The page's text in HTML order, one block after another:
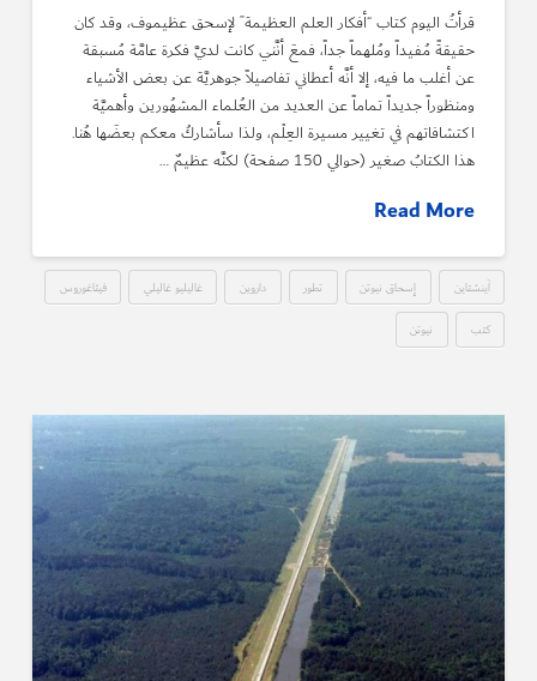
قرأتُ اليوم كتاب “أفكار العلم العظيمة” لإسحق عظيموف، وقد كان
حقيقةً مُفيداً ومُلهماً جداً، فمعَ أنَّني كانت لديَّ فكرة عامَّة مُسبقة
عن أغلب ما فيه، إلا أنَّه أعطاني تفاصيلاً جوهريَّة عن بعض الأشياء
ومنظوراً جديداً تماماً عن العديد من العُلماء المشهُورين وأهميَّة
اكتشافاتهم في تغيير مسيرة العِلْم، ولذا سأشاركُ معكم بعضَها هُنا.
هذا الكتابُ صغير (حوالي 150 صفحة) لكنَّه عظيمٌ …
Read More
آينشتاين إسحاق نيوتن تطور داروين غاليليو غاليلي فيثاغوروس
كتب نيوتن